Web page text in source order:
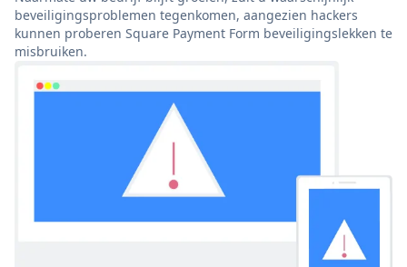
beveiligingsproblemen tegenkomen, aangezien hackers
kunnen proberen Square Payment Form beveiligingslekken te
misbruiken.